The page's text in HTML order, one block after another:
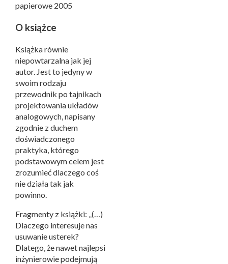
papierowe 2005
O książce
Książka równie
niepowtarzalna jak jej
autor. Jest to jedyny w
swoim rodzaju
przewodnik po tajnikach
projektowania układów
analogowych, napisany
zgodnie z duchem
doświadczonego
praktyka, którego
podstawowym celem jest
zrozumieć dlaczego coś
nie działa tak jak
powinno.
Fragmenty z książki: „(…)
Dlaczego interesuje nas
usuwanie usterek?
Dlatego, że nawet najlepsi
inżynierowie podejmują